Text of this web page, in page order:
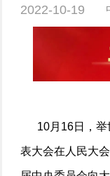
告
2022-10-19
10月16日，举
表大会在人民大